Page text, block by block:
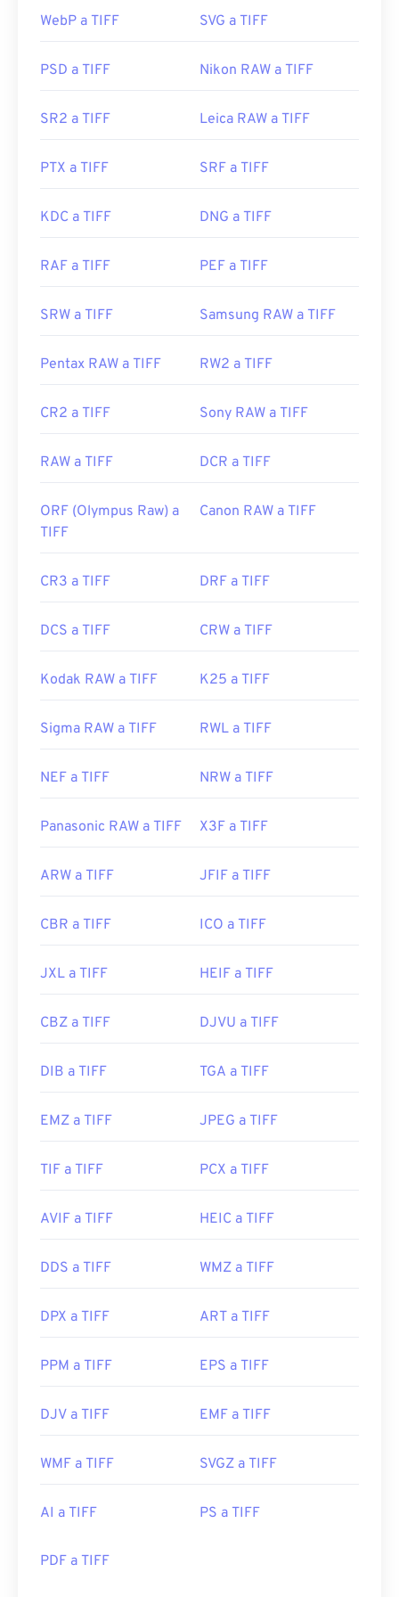
Lanzamiento inicial:
19 de febrero de 1990
independiente que puedes usar esXnView MP
JPGsi tienes problemas para abrir archivos TIFF.
Programas alternativos comoColorStrokes
Photoshopy
también son útiles para abrir
Inc.
Lanzamiento inicial:
1986
https://www.adobe.com/creativecloud/file-
https://www.file-extensions.org/extension-de-
WebP a TIFF SVG a TIFF
PSD a TIFF Nikon RAW a TIFF
SR2 a TIFF Leica RAW a TIFF
PTX a TIFF SRF a TIFF
KDC a TIFF DNG a TIFF
RAF a TIFF PEF a TIFF
SRW a TIFF Samsung RAW a TIFF
Pentax RAW a TIFF RW2 a TIFF
CR2 a TIFF Sony RAW a TIFF
RAW a TIFF DCR a TIFF
ORF (Olympus Raw) a
TIFF
Canon RAW a TIFF
CR3 a TIFF DRF a TIFF
DCS a TIFF CRW a TIFF
Kodak RAW a TIFF K25 a TIFF
Sigma RAW a TIFF RWL a TIFF
NEF a TIFF NRW a TIFF
Panasonic RAW a TIFF X3F a TIFF
ARW a TIFF JFIF a TIFF
CBR a TIFF ICO a TIFF
JXL a TIFF HEIF a TIFF
CBZ a TIFF DJVU a TIFF
DIB a TIFF TGA a TIFF
EMZ a TIFF JPEG a TIFF
TIF a TIFF PCX a TIFF
AVIF a TIFF HEIC a TIFF
DDS a TIFF WMZ a TIFF
DPX a TIFF ART a TIFF
PPM a TIFF EPS a TIFF
DJV a TIFF EMF a TIFF
WMF a TIFF SVGZ a TIFF
AI a TIFF PS a TIFF
PDF a TIFF